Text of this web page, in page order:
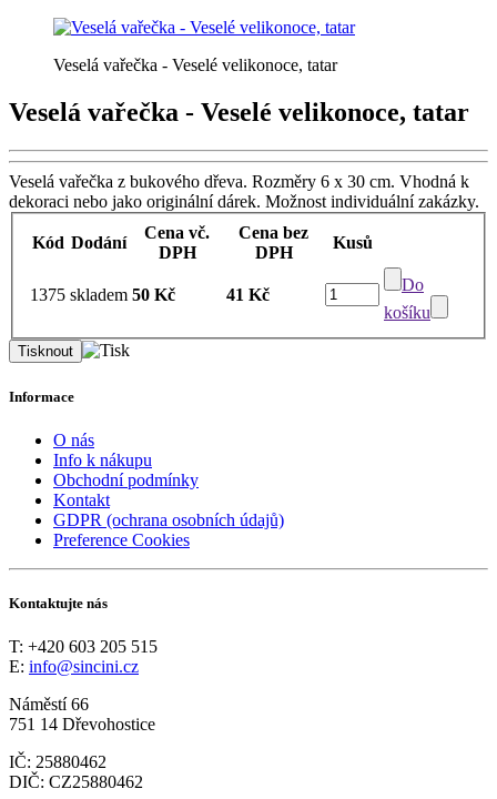
Veselá vařečka - Veselé velikonoce, tatar
Veselá vařečka - Veselé velikonoce, tatar
Veselá vařečka z bukového dřeva. Rozměry 6 x 30 cm. Vhodná k
dekoraci nebo jako originální dárek. Možnost individuální zakázky.
Kód Dodání
Cena vč.
DPH
Cena bez
DPH
Kusů
1375 skladem 50 Kč 41 Kč
Do
košíku
Informace
O nás
Info k nákupu
Obchodní podmínky
Kontakt
GDPR (ochrana osobních údajů)
Preference Cookies
Kontaktujte nás
T: +420 603 205 515
E: info@sincini.cz
Náměstí 66
751 14 Dřevohostice
IČ: 25880462
DIČ: CZ25880462